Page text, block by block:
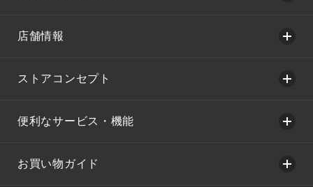
店舗情報
ストアコンセプト
便利なサービス・機能
お買い物ガイド